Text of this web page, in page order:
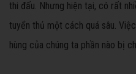
thi đấu. Nhưng hiện tại, có rất
tuyển thủ một cách quá sâu.
hùng của chúng ta phần nào bị